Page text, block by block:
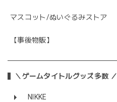
マスコット/ぬいぐるみストア
【事後物販】
＼ゲームタイトルグッズ多数 ／
NIKKE